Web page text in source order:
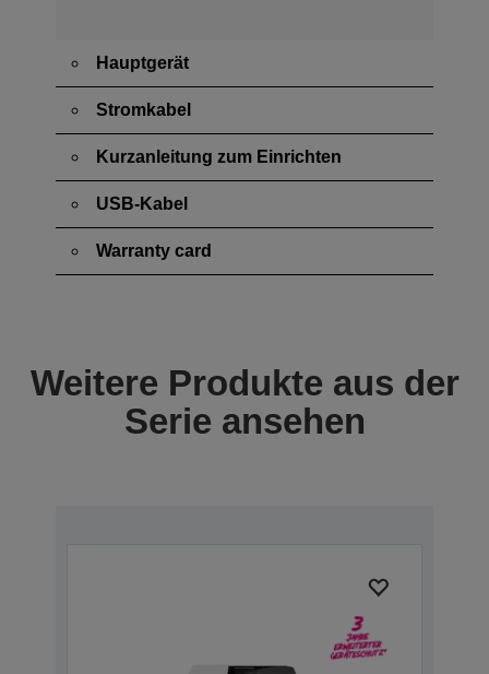
Hauptgerät
Stromkabel
Kurzanleitung zum Einrichten
USB-Kabel
Warranty card
Weitere Produkte aus der
Serie ansehen